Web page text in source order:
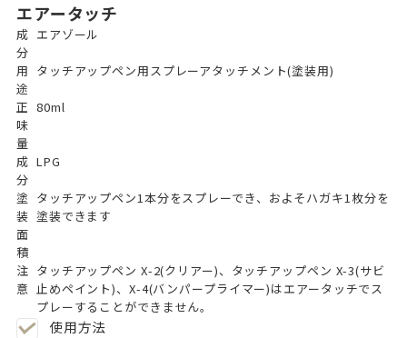
エアータッチ
成
分
エアゾール
用
途
タッチアップペン用スプレーアタッチメント(塗装用)
正
味
量
80ml
成
分
LPG
塗
装
面
積
タッチアップペン1本分をスプレーでき、およそハガキ1枚分を
塗装できます
注
意
タッチアップペン X-2(クリアー)、タッチアップペン X-3(サビ
止めペイント)、X-4(バンパープライマー)はエアータッチでス
プレーすることができません。
使用方法